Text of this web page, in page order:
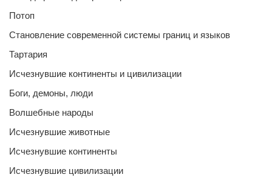
Потоп
Становление современной системы границ и языков
Тартария
Исчезнувшие континенты и цивилизации
Боги, демоны, люди
Волшебные народы
Исчезнувшие животные
Исчезнувшие континенты
Исчезнувшие цивилизации